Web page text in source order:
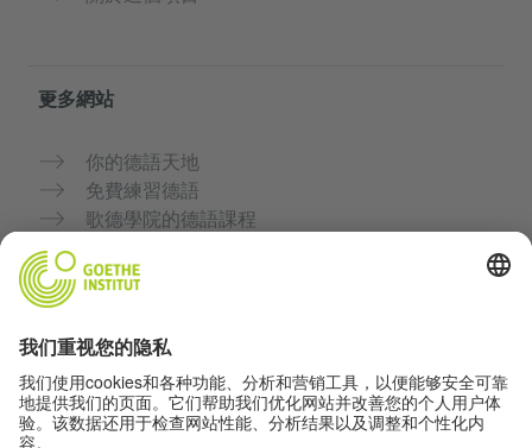
更多網站
你的德語天地
免費練習德語
歌德學院的德語課程
隱私與無障礙
隱私設定